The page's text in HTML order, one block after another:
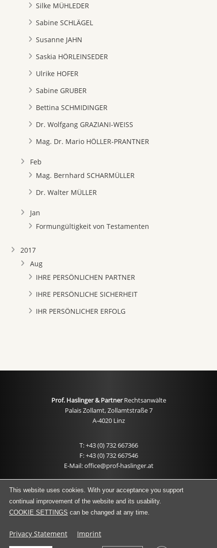
Silke MÜHLEDER
Sabine SCHLÄGEL
Susanne JAHN
Saskia HÖRLEINSEDER
Ulrike HOFER
Sabine GRUBER
Bettina SCHMIDINGER
Dr. Wolfgang GRAZIANI-WEISS
Mag. Dr. Mario HÖLLER-PRANTNER
Feb
Mag. Bernhard SCHARMÜLLER
Dr. Walter MÜLLER
Jan
Formungültigkeit von Testamenten
2017
Aug
IHRE PERSÖNLICHEN PARTNER
IHRE PERSÖNLICHE SICHERHEIT
IHR PERSÖNLICHER ERFOLG
Prof. Haslinger & PartnerRechtsanwälte
Palais Zollamt, Zollamtstraße 7
A-4020 Linz
T: +43 (0) 732 667366
F: +43 (0) 732 667546
E-Mail: office@prof-haslinger.at
IMPRINT
PRIVACY STATEMENT
This website uses cookies. With your acceptance you support
continual improvement of the website and its usability.
COOKIE SETTINGS can be changed at any time.
Privacy Statement Imprint